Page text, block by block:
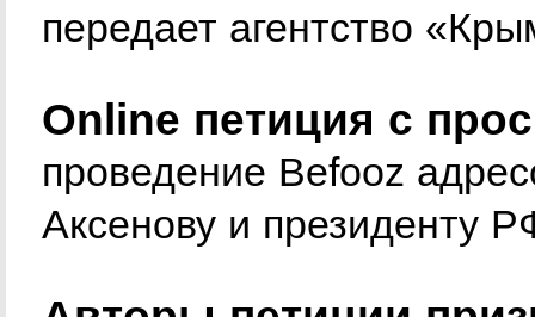
передает агентство
Online петиция с
проведение Befooz
Аксенову и президенту